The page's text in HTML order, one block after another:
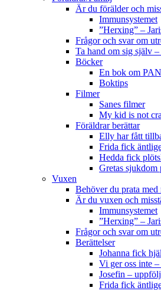
Är du förälder och
Immunsystemet
”Herxing” –
Frågor och svar om
Ta hand om sig själv
Böcker
En bok om
Boktips
Filmer
Sanes filmer
My kid is not
Föräldrar berättar
Elly har fått
Frida fick
Hedda fick
Gretas sjukdom
Vuxen
Behöver du prata med
Är du vuxen och
Immunsystemet
”Herxing” –
Frågor och svar om
Berättelser
Johanna fick
Vi ger oss inte
Josefin –
Frida fick